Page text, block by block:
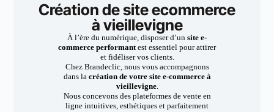
Création de site ecommerce
à vieillevigne
À l’ère du numérique, disposer d’un site e-
commerce performantest essentiel pour attirer
et fidéliser vos clients.
Chez Brandeclic, nous vous accompagnons
dans la création de votre site e-commerce à
vieillevigne.
Nous concevons des plateformes de vente en
ligne intuitives, esthétiques et parfaitement